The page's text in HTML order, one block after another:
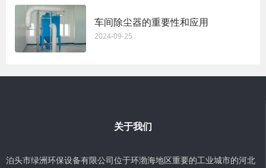
车间除尘器的重要性和应用
2024-09-25
关于我们
泊头市绿洲环保设备有限公司位于环渤海地区重要的工业城市的河北